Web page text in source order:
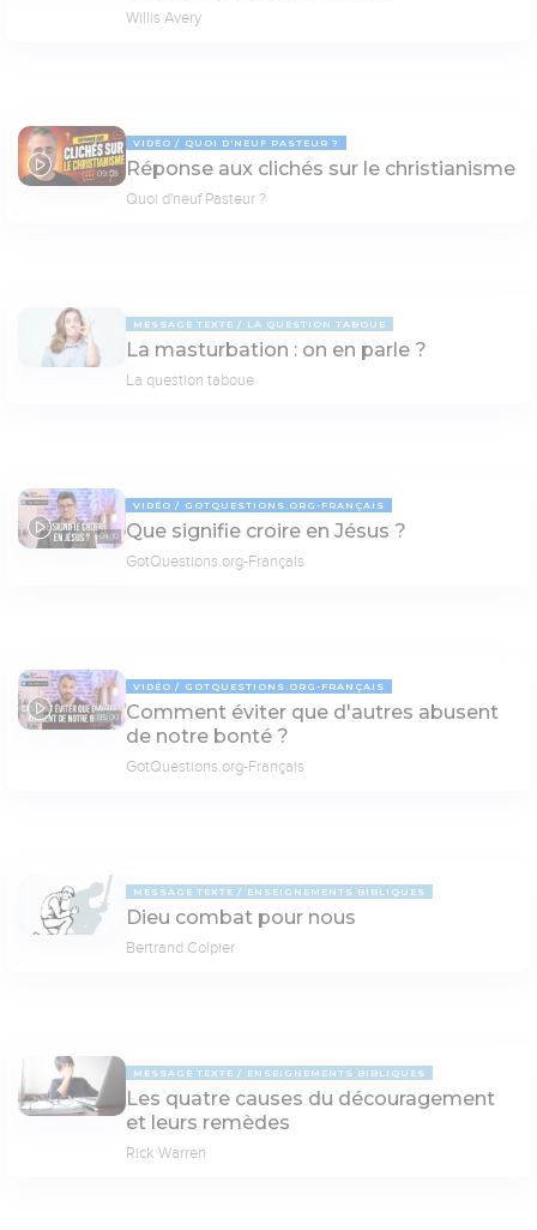
Willis Avery
09:03
VIDÉO QUOI D'NEUF PASTEUR ?
Réponse aux clichés sur le christianisme
Quoi d'neuf Pasteur ?
MESSAGE TEXTE LA QUESTION TABOUE
La masturbation : on en parle ?
La question taboue
04:10
VIDÉO GOTQUESTIONS.ORG-FRANÇAIS
Que signifie croire en Jésus ?
GotQuestions.org-Français
05:00
VIDÉO GOTQUESTIONS.ORG-FRANÇAIS
Comment éviter que d'autres abusent
de notre bonté ?
GotQuestions.org-Français
MESSAGE TEXTE ENSEIGNEMENTS BIBLIQUES
Dieu combat pour nous
Bertrand Colpier
MESSAGE TEXTE ENSEIGNEMENTS BIBLIQUES
Les quatre causes du découragement
et leurs remèdes
Rick Warren